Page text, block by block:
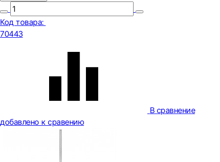
Код товара:
70443
В сравнение
добавлено к сравению